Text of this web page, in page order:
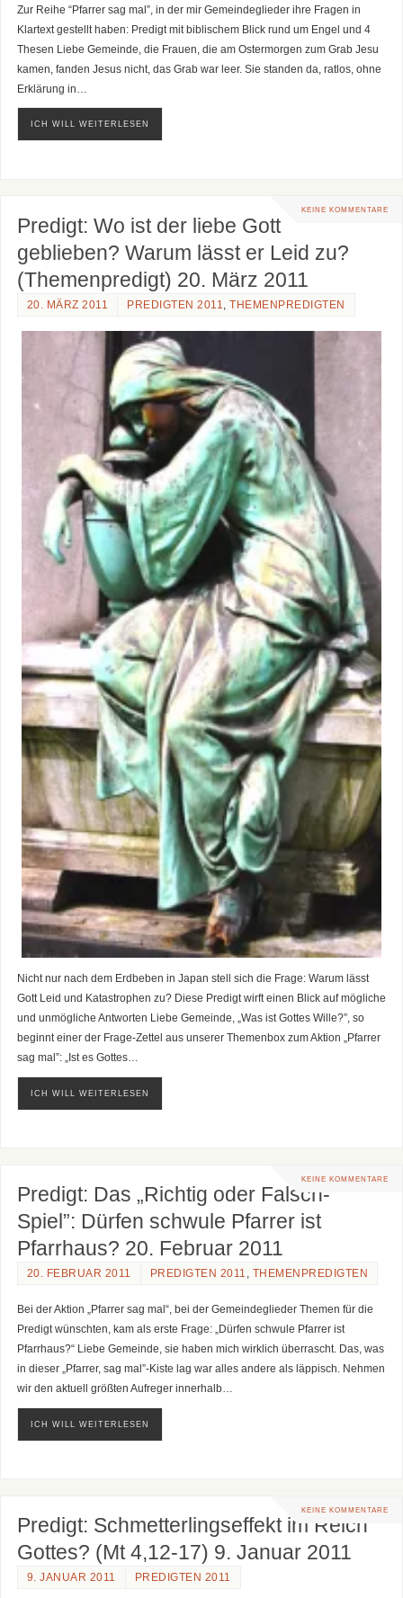
Zur Reihe “Pfarrer sag mal”, in der mir Gemeindeglieder ihre Fragen in
Klartext gestellt haben: Predigt mit biblischem Blick rund um Engel und 4
Thesen Liebe Gemeinde, die Frauen, die am Ostermorgen zum Grab Jesu
kamen, fanden Jesus nicht, das Grab war leer. Sie standen da, ratlos, ohne
Erklärung in…
ICH WILL WEITERLESEN
KEINE KOMMENTARE
Predigt: Wo ist der liebe Gott
geblieben? Warum lässt er Leid zu?
(Themenpredigt) 20. März 2011
20. MÄRZ 2011 PREDIGTEN 2011 ,THEMENPREDIGTEN
Nicht nur nach dem Erdbeben in Japan stell sich die Frage: Warum lässt
Gott Leid und Katastrophen zu? Diese Predigt wirft einen Blick auf mögliche
und unmögliche Antworten Liebe Gemeinde, „Was ist Gottes Wille?”, so
beginnt einer der Frage-Zettel aus unserer Themenbox zum Aktion „Pfarrer
sag mal”: „Ist es Gottes…
ICH WILL WEITERLESEN
KEINE KOMMENTARE
Predigt: Das „Richtig oder Falsch-
Spiel”: Dürfen schwule Pfarrer ist
Pfarrhaus? 20. Februar 2011
20. FEBRUAR 2011 PREDIGTEN 2011 , THEMENPREDIGTEN
Bei der Aktion „Pfarrer sag mal“, bei der Gemeindeglieder Themen für die
Predigt wünschten, kam als erste Frage: „Dürfen schwule Pfarrer ist
Pfarrhaus?“ Liebe Gemeinde, sie haben mich wirklich überrascht. Das, was
in dieser „Pfarrer, sag mal”-Kiste lag war alles andere als läppisch. Nehmen
wir den aktuell größten Aufreger innerhalb…
ICH WILL WEITERLESEN
KEINE KOMMENTARE
Predigt: Schmetterlingseffekt im Reich
Gottes? (Mt 4,12-17) 9. Januar 2011
9. JANUAR 2011 PREDIGTEN 2011